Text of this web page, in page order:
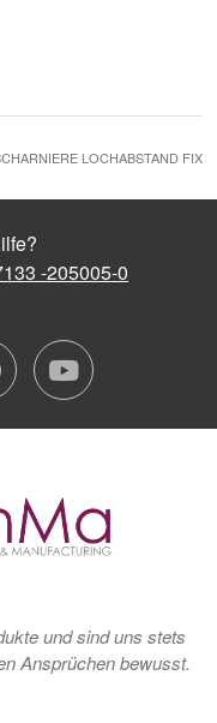
LOCHABSTAND FIX
-205005-0
google-
und sind uns stets
Ansprüchen bewusst.